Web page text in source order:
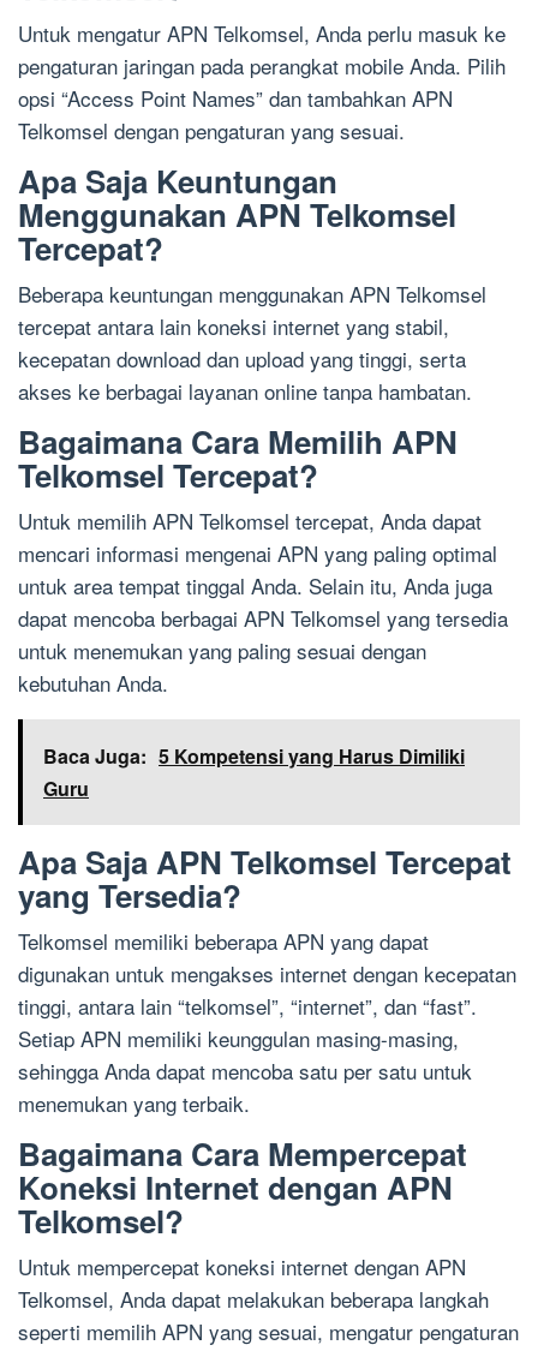
Untuk mengatur APN Telkomsel, Anda perlu masuk ke
pengaturan jaringan pada perangkat mobile Anda. Pilih
opsi “Access Point Names” dan tambahkan APN
Telkomsel dengan pengaturan yang sesuai.
Apa Saja Keuntungan
Menggunakan APN Telkomsel
Tercepat?
Beberapa keuntungan menggunakan APN Telkomsel
tercepat antara lain koneksi internet yang stabil,
kecepatan download dan upload yang tinggi, serta
akses ke berbagai layanan online tanpa hambatan.
Bagaimana Cara Memilih APN
Telkomsel Tercepat?
Untuk memilih APN Telkomsel tercepat, Anda dapat
mencari informasi mengenai APN yang paling optimal
untuk area tempat tinggal Anda. Selain itu, Anda juga
dapat mencoba berbagai APN Telkomsel yang tersedia
untuk menemukan yang paling sesuai dengan
kebutuhan Anda.
Baca Juga: 5 Kompetensi yang Harus Dimiliki
Guru
Apa Saja APN Telkomsel Tercepat
yang Tersedia?
Telkomsel memiliki beberapa APN yang dapat
digunakan untuk mengakses internet dengan kecepatan
tinggi, antara lain “telkomsel”, “internet”, dan “fast”.
Setiap APN memiliki keunggulan masing-masing,
sehingga Anda dapat mencoba satu per satu untuk
menemukan yang terbaik.
Bagaimana Cara Mempercepat
Koneksi Internet dengan APN
Telkomsel?
Untuk mempercepat koneksi internet dengan APN
Telkomsel, Anda dapat melakukan beberapa langkah
seperti memilih APN yang sesuai, mengatur pengaturan